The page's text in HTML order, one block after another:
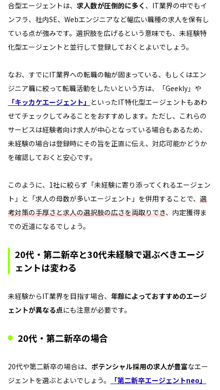
合型エージェントは、 求人数が圧倒的に多く 、IT業界の中でもイ
ンフラ、社内SE、Webエンジニアなど幅広い職種の求人を保有し
ている点が強みです。選択肢を広げるという意味でも、未経験特
化型エージェントと並行して登録しておくとよいでしょう。
なお、すでにIT業界への転職の軸が固まっている、もしくはエン
ジニア職に絞って転職活動をしたいという方は、「Geekly」や
「キッカケエージェント」 といったIT特化型エージェントもあわ
せてチェックしてみることをおすすめします。ただし、これらの
サービスは経験者向け求人が中心となっている場合もあるため、
未経験の場合は登録時にその旨を正直に伝え、対応可能かどうか
を確認しておくと安心です。
このように、1社に絞らず「未経験に寄り添ってくれるエージェン
ト」と「求人の母数が多いエージェント」を併用することで、 選
考対策の手厚さと求人の選択肢の広さを両取りでき、内定獲得ま
での近道になるでしょう。
20代・第二新卒と30代未経験で選ぶべきエージ
ェントは変わる
未経験からIT業界を目指す場合、 年齢によっておすすめのエージ
ェントが異なる点にも注意が必要です。
20代・第二新卒の場合
20代や第二新卒の場合は、 ポテンシャル採用の求人が豊富なエー
ジェントを選ぶとよいでしょう。
「第二新卒エージェントneo」